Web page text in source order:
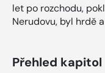
let po rozchodu,
Nerudovu, byl hrdě
Přehled kapitol